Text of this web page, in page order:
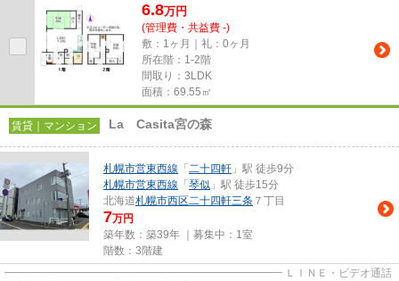
6.8万円
(管理費・共益費 -)
敷：1ヶ月｜礼：0ヶ月
所在階：1-2階
間取り：3LDK
面積：69.55㎡
賃貸｜マンション La Casita宮の森
札幌市営東西線 「 二十四軒 」駅 徒歩9分
札幌市営東西線 「 琴似 」駅 徒歩15分
北海道札幌市西区二十四軒三条 ７丁目
7万円
築年数：築39年 ｜募集中： 1室
階数：3階建
━━━━━━━━━━━━━━━━━━━━━━━━━━ ＬＩＮＥ・ビデオ通話